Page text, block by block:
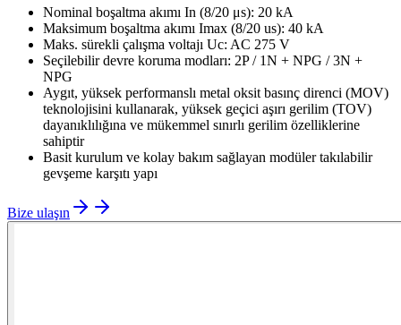
Nominal boşaltma akımı In (8/20 μs): 20 kA
Maksimum boşaltma akımı Imax (8/20 us): 40 kA
Maks. sürekli çalışma voltajı Uc: AC 275 V
Seçilebilir devre koruma modları: 2P / 1N + NPG / 3N +
NPG
Aygıt, yüksek performanslı metal oksit basınç direnci (MOV)
teknolojisini kullanarak, yüksek geçici aşırı gerilim (TOV)
dayanıklılığına ve mükemmel sınırlı gerilim özelliklerine
sahiptir
Basit kurulum ve kolay bakım sağlayan modüler takılabilir
gevşeme karşıtı yapı
Bize ulaşın